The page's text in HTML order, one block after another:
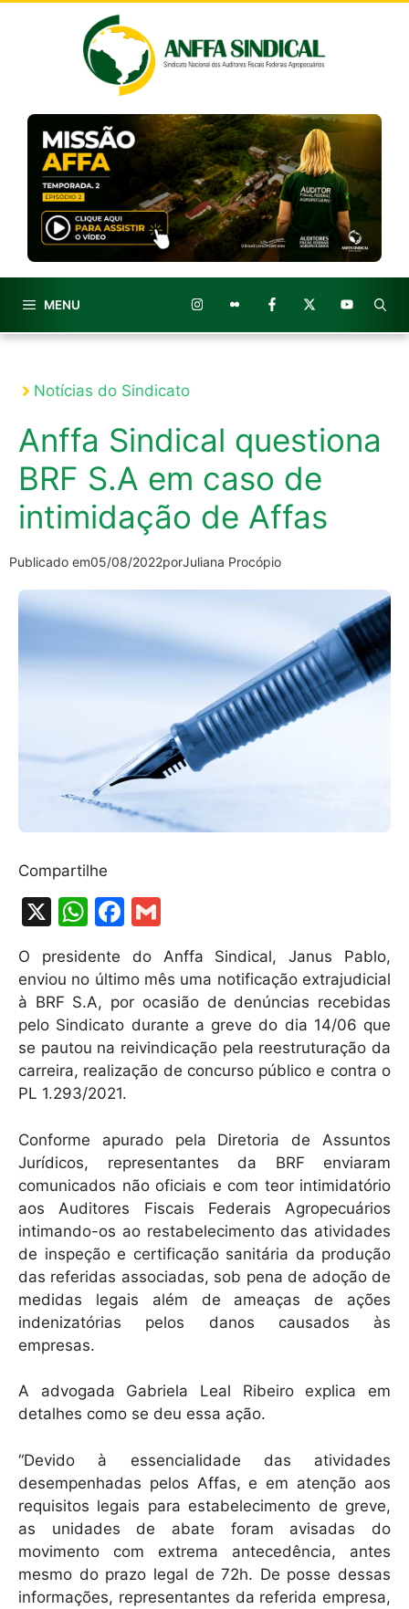
MENU
Notícias do Sindicato
Anffa Sindical questiona
BRF S.A em caso de
intimidação de Affas
Publicado em05/08/2022porJuliana Procópio
Compartilhe
X
W
at
s
A
p
p
F
a
c
e
b
o
o
m
ai
l
O presidente do Anffa Sindical, Janus Pablo,
enviou no último mês uma notificação extrajudicial
à BRF S.A, por ocasião de denúncias recebidas
pelo Sindicato durante a greve do dia 14/06 que
se pautou na reivindicação pela reestruturação da
carreira, realização de concurso público e contra o
PL 1.293/2021.
Conforme apurado pela Diretoria de Assuntos
Jurídicos, representantes da BRF enviaram
comunicados não oficiais e com teor intimidatório
aos Auditores Fiscais Federais Agropecuários
intimando-os ao restabelecimento das atividades
de inspeção e certificação sanitária da produção
das referidas associadas, sob pena de adoção de
medidas legais além de ameaças de ações
indenizatórias pelos danos causados às
empresas.
A advogada Gabriela Leal Ribeiro explica em
detalhes como se deu essa ação.
“Devido à essencialidade das atividades
desempenhadas pelos Affas, e em atenção aos
requisitos legais para estabelecimento de greve,
as unidades de abate foram avisadas do
movimento com extrema antecedência, antes
mesmo do prazo legal de 72h. De posse dessas
informações, representantes da referida empresa,